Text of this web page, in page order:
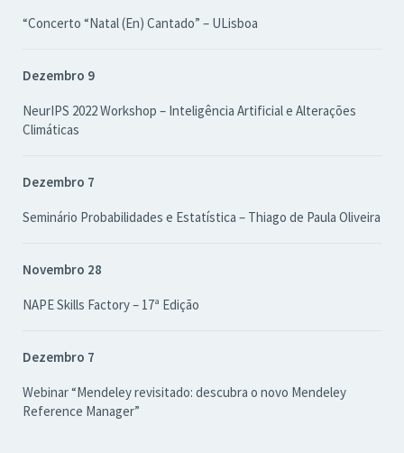
“Concerto “Natal (En) Cantado” – ULisboa
Dezembro 9
NeurIPS 2022 Workshop – Inteligência Artificial e Alterações
Climáticas
Dezembro 7
Seminário Probabilidades e Estatística – Thiago de Paula Oliveira
Novembro 28
NAPE Skills Factory – 17ª Edição
Dezembro 7
Webinar “Mendeley revisitado: descubra o novo Mendeley
Reference Manager”